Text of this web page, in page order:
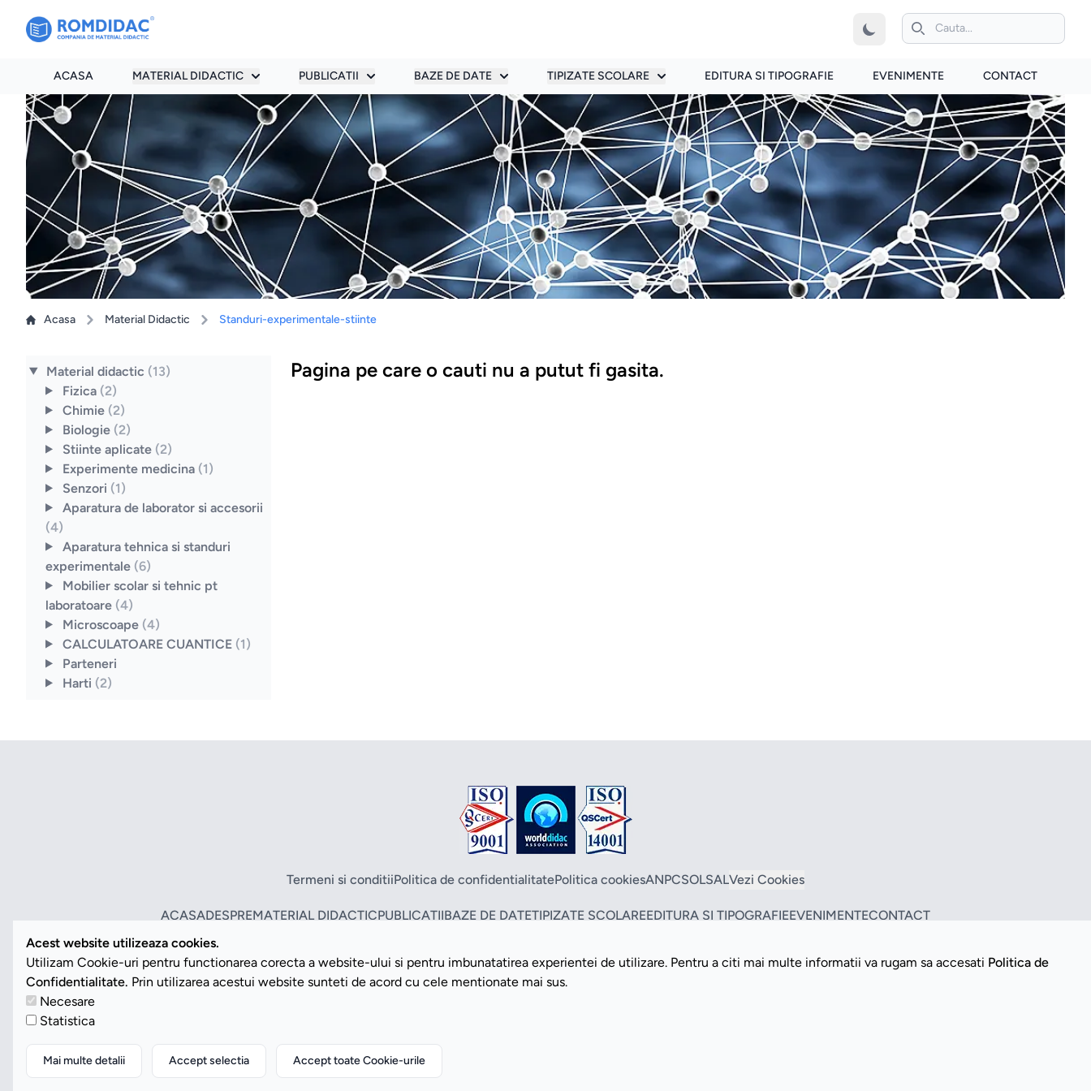
iconita de cautare
ACASA MATERIAL DIDACTIC PUBLICATII BAZE DE DATE TIPIZATE SCOLARE EDITURA SI TIPOGRAFIE EVENIMENTE CONTACT
Acasa Material Didactic Standuri-experimentale-stiinte
Material didactic (13)
Fizica (2)
Chimie (2)
Biologie (2)
Stiinte aplicate (2)
Experimente medicina (1)
Senzori (1)
Aparatura de laborator si accesorii
(4)
Aparatura tehnica si standuri
experimentale (6)
Mobilier scolar si tehnic pt
laboratoare (4)
Microscoape (4)
CALCULATOARE CUANTICE (1)
Parteneri
Harti (2)
Pagina pe care o cauti nu a putut fi gasita.
Termeni si conditiiPolitica de confidentialitatePolitica cookiesANPCSOLSAL Vezi Cookies
ACASADESPREMATERIAL DIDACTICPUBLICATIIBAZE DE DATETIPIZATE SCOLAREEDITURA SI TIPOGRAFIEEVENIMENTECONTACT
Copyright ©2026 Romdidac SA. Toate drepturile rezervate
Acest website utilizeaza cookies.
Utilizam Cookie-uri pentru functionarea corecta a website-ului si pentru imbunatatirea experientei de utilizare. Pentru a citi mai multe informatii va rugam sa accesati Politica de
Confidentialitate. Prin utilizarea acestui website sunteti de acord cu cele mentionate mai sus.
Necesare
Statistica
Mai multe detalii Accept selectia Accept toate Cookie-urile